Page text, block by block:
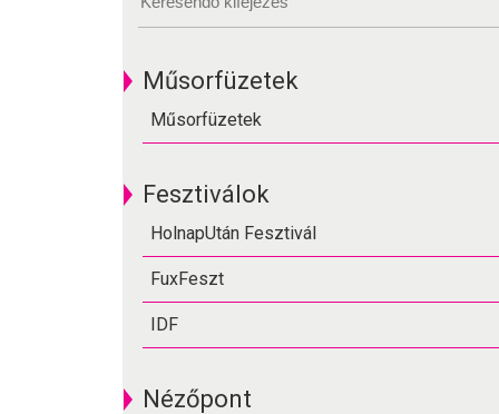
Műsorfüzetek
Műsorfüzetek
Fesztiválok
HolnapUtán Fesztivál
FuxFeszt
IDF
Nézőpont